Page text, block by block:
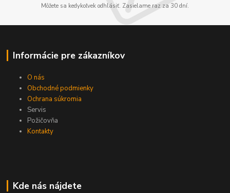
Môžete sa kedykoľvek odhlásiť. Zasielame raz za 30 dní.
Informácie pre zákazníkov
O nás
Obchodné podmienky
Ochrana súkromia
Servis
Požičovňa
Kontakty
Kde nás nájdete